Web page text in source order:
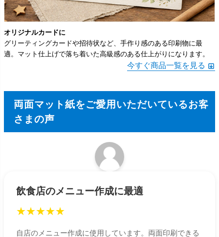
オリジナルカードに
グリーティングカードや招待状など、手作り感のある印刷物に最
適。マット仕上げで落ち着いた高級感のある仕上がりになります。
今すぐ商品一覧を見る
両面マット紙をご愛用いただいているお客
さまの声
飲食店のメニュー作成に最適
★★★★★
自店のメニュー作成に使用しています。両面印刷できる